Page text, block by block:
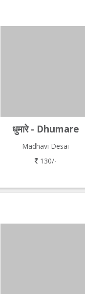
धुमारे - Dhumare
Madhavi Desai
130/-